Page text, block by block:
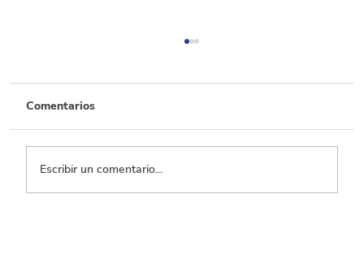
Comentarios
Escribir un comentario...